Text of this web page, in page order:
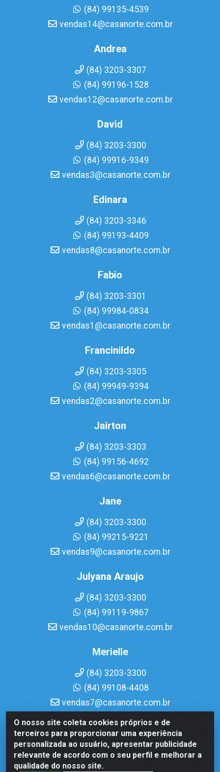
O nosso site coleta cookies próprios e de
terceiros para proporcionar uma experiência
personalizada ao usuário, apresentar publicidade
relevante de acordo com o seu perfil e melhorar a
qualidade do nosso site.
(84) 99135-4539
vendas14@casanorte.com.br
Andrea
(84) 3203-3307
(84) 99196-1528
vendas12@casanorte.com.br
David
(84) 3203-3300
(84) 99916-9349
vendas3@casanorte.com.br
Edinara
(84) 3203-3346
(84) 99193-4409
vendas8@casanorte.com.br
Fabio
(84) 3203-3301
(84) 99984-0834
vendas1@casanorte.com.br
Francinildo
(84) 3203-3305
(84) 99949-9394
vendas2@casanorte.com.br
Jairton
(84) 3203-3303
(84) 99156-4692
vendas6@casanorte.com.br
Jane
(84) 3203-3300
(84) 99215-9221
vendas9@casanorte.com.br
Julyana Araujo
(84) 3203-3300
(84) 99119-9867
vendas10@casanorte.com.br
Merielle
(84) 3203-3300
(84) 99108-4408
vendas7@casanorte.com.br
Casa Norte LTDA - Av. Interventor Mário Câmara, 1815 -
Dix-Sept Rosado, Natal/RN - CEP 59054-600 - CNPJ
08.713.513/0001-51